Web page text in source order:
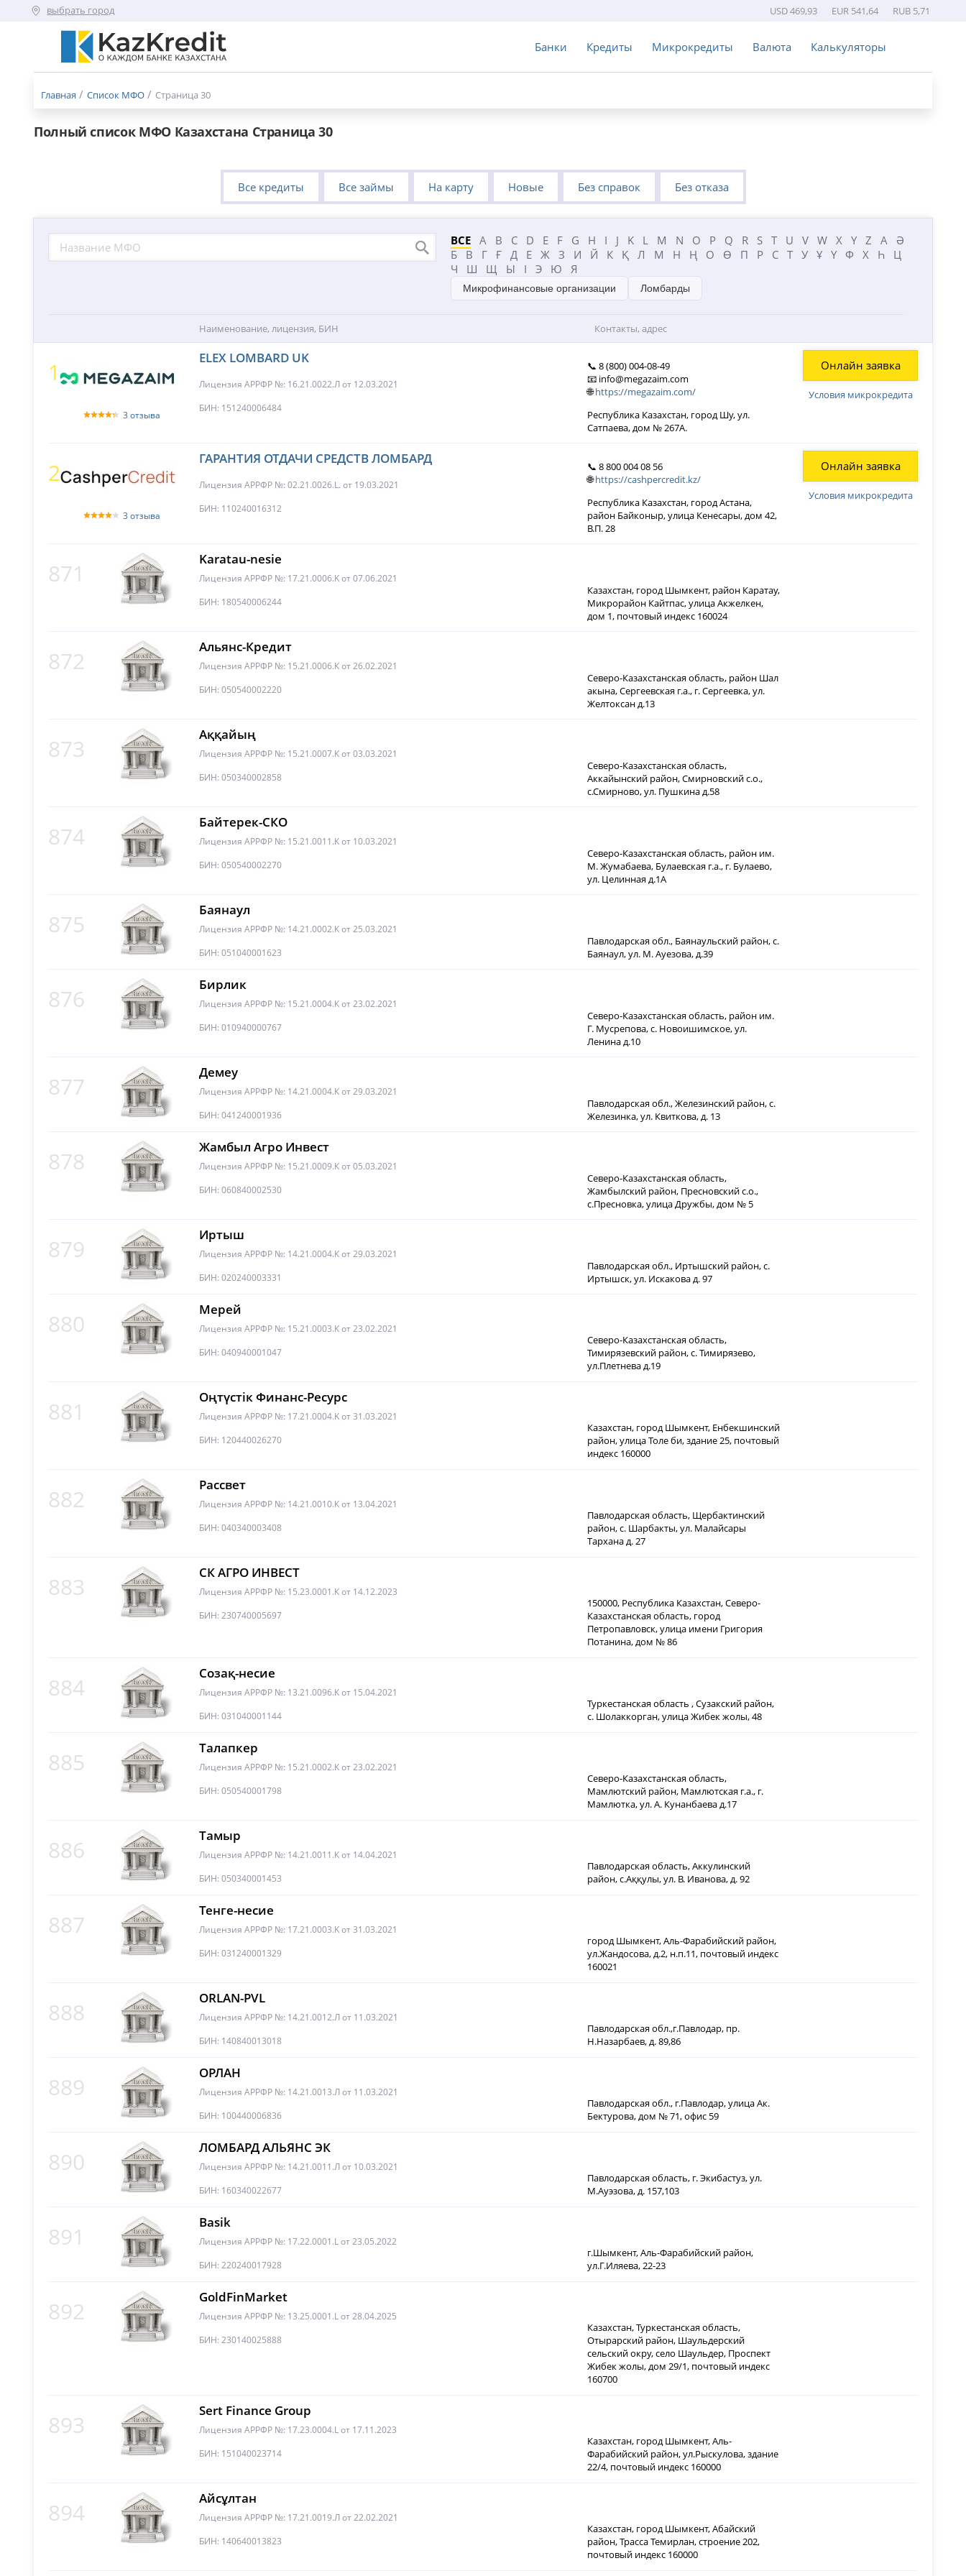
выбрать город USD 469,93 EUR 541,64 RUB 5,71
Банки Кредиты Микрокредиты Валюта Калькуляторы
Меню
Главная Список МФО Страница 30
Полный список МФО Казахстана Страница 30
Все кредиты Все займы На карту Новые Без справок Без отказа
ВСЕ A B C D E F G H I J K L M N O P Q R S T U V W X Y Z А
Ә
Б
В Г Ғ Д Е Ж З И Й К Қ Л М Н Ң О Ө П Р С Т У Ұ Ү Ф Х Һ
Ц
Ч
Ш Щ Ы І Э Ю Я
Микрофинансовые организации Ломбарды
Наименование, лицензия, БИН Контакты, адрес
1
3 отзыва
ELEX LOMBARD UK
Лицензия АРРФР №: 16.21.0022.Лот 12.03.2021
БИН: 151240006484
📞 8 (800) 004-08-49
📧 info@megazaim.com
🌐https://megazaim.com/
Республика Казахстан, город Шу, ул.
Сатпаева, дом № 267А.
Онлайн заявка
Условия микрокредита
2
3 отзыва
ГАРАНТИЯ ОТДАЧИ СРЕДСТВ ЛОМБАРД
Лицензия АРРФР №: 02.21.0026.L. от 19.03.2021
БИН: 110240016312
📞 8 800 004 08 56
🌐https://cashpercredit.kz/
Республика Казахстан, город Астана,
район Байконыр, улица Кенесары, дом 42,
В.П. 28
Онлайн заявка
Условия микрокредита
871 Karatau-nesie
Лицензия АРРФР №: 17.21.0006.Kот 07.06.2021
БИН: 180540006244
Казахстан, город Шымкент, район Каратау,
Микрорайон Кайтпас, улица Акжелкен,
дом 1, почтовый индекс 160024
872 Альянс-Кредит
Лицензия АРРФР №: 15.21.0006.Кот 26.02.2021
БИН: 050540002220
Северо-Казахстанская область, район Шал
акына, Сергеевская г.а., г. Сергеевка, ул.
Желтоксан д.13
873 Аққайың
Лицензия АРРФР №: 15.21.0007.Кот 03.03.2021
БИН: 050340002858
Северо-Казахстанская область,
Аккайынский район, Смирновский с.о.,
с.Смирново, ул. Пушкина д.58
874 Байтерек-СКО
Лицензия АРРФР №: 15.21.0011.Кот 10.03.2021
БИН: 050540002270
Северо-Казахстанская область, район им.
М. Жумабаева, Булаевская г.а., г. Булаево,
ул. Целинная д.1А
875 Баянаул
Лицензия АРРФР №: 14.21.0002.Кот 25.03.2021
БИН: 051040001623
Павлодарская обл., Баянаульский район, с.
Баянаул, ул. М. Ауезова, д.39
876 Бирлик
Лицензия АРРФР №: 15.21.0004.Кот 23.02.2021
БИН: 010940000767
Северо-Казахстанская область, район им.
Г. Мусрепова, с. Новоишимское, ул.
Ленина д.10
877 Демеу
Лицензия АРРФР №: 14.21.0004.Кот 29.03.2021
БИН: 041240001936
Павлодарская обл., Железинский район, с.
Железинка, ул. Квиткова, д. 13
878 Жамбыл Агро Инвест
Лицензия АРРФР №: 15.21.0009.Кот 05.03.2021
БИН: 060840002530
Северо-Казахстанская область,
Жамбылский район, Пресновский с.о.,
с.Пресновка, улица Дружбы, дом № 5
879 Иртыш
Лицензия АРРФР №: 14.21.0004.Кот 29.03.2021
БИН: 020240003331
Павлодарская обл., Иртышский район, с.
Иртышск, ул. Искакова д. 97
880 Мерей
Лицензия АРРФР №: 15.21.0003.Кот 23.02.2021
БИН: 040940001047
Северо-Казахстанская область,
Тимирязевский район, с. Тимирязево,
ул.Плетнева д.19
881 Оңтүстік Финанс-Ресурс
Лицензия АРРФР №: 17.21.0004.Kот 31.03.2021
БИН: 120440026270
Казахстан, город Шымкент, Енбекшинский
район, улица Толе би, здание 25, почтовый
индекс 160000
882 Рассвет
Лицензия АРРФР №: 14.21.0010.Кот 13.04.2021
БИН: 040340003408
Павлодарская область, Щербактинский
район, с. Шарбакты, ул. Малайсары
Тархана д. 27
883 СК АГРО ИНВЕСТ
Лицензия АРРФР №: 15.23.0001.Кот 14.12.2023
БИН: 230740005697
150000, Республика Казахстан, Северо-
Казахстанская область, город
Петропавловск, улица имени Григория
Потанина, дом № 86
884 Созақ-несие
Лицензия АРРФР №: 13.21.0096.Кот 15.04.2021
БИН: 031040001144
Туркестанская область , Сузакский район,
с. Шолаккорган, улица Жибек жолы, 48
885 Талапкер
Лицензия АРРФР №: 15.21.0002.Кот 23.02.2021
БИН: 050540001798
Северо-Казахстанская область,
Мамлютский район, Мамлютская г.а., г.
Мамлютка, ул. А. Кунанбаева д.17
886 Тамыр
Лицензия АРРФР №: 14.21.0011.Кот 14.04.2021
БИН: 050340001453
Павлодарская область, Аккулинский
район, с.Аққулы, ул. В. Иванова, д. 92
887 Тенге-несие
Лицензия АРРФР №: 17.21.0003.Kот 31.03.2021
БИН: 031240001329
город Шымкент, Аль-Фарабийский район,
ул.Жандосова, д.2, н.п.11, почтовый индекс
160021
888 ORLAN-PVL
Лицензия АРРФР №: 14.21.0012.Лот 11.03.2021
БИН: 140840013018
Павлодарская обл.,г.Павлодар, пр.
Н.Назарбаев, д. 89,86
889 ОРЛАН
Лицензия АРРФР №: 14.21.0013.Лот 11.03.2021
БИН: 100440006836
Павлодарская обл., г.Павлодар, улица Ак.
Бектурова, дом № 71, офис 59
890 ЛОМБАРД АЛЬЯНС ЭК
Лицензия АРРФР №: 14.21.0011.Лот 10.03.2021
БИН: 160340022677
Павлодарская область, г. Экибастуз, ул.
М.Ауэзова, д. 157,103
891 Basik
Лицензия АРРФР №: 17.22.0001.Lот 23.05.2022
БИН: 220240017928
г.Шымкент, Аль-Фарабийский район,
ул.Г.Иляева, 22-23
892 GoldFinMarket
Лицензия АРРФР №: 13.25.0001.Lот 28.04.2025
БИН: 230140025888
Казахстан, Туркестанская область,
Отырарский район, Шаульдерский
сельский окру, село Шаульдер, Проспект
Жибек жолы, дом 29/1, почтовый индекс
160700
893 Sert Finance Group
Лицензия АРРФР №: 17.23.0004.Lот 17.11.2023
БИН: 151040023714
Казахстан, город Шымкент, Аль-
Фарабийский район, ул.Рыскулова, здание
22/4, почтовый индекс 160000
894 Айсұлтан
Лицензия АРРФР №: 17.21.0019.Лот 22.02.2021
БИН: 140640013823
Казахстан, город Шымкент, Абайский
район, Трасса Темирлан, строение 202,
почтовый индекс 160000